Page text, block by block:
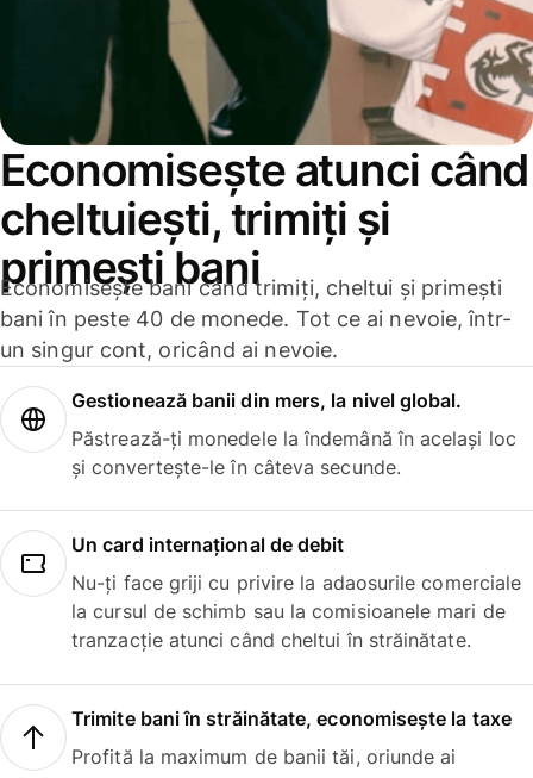
Economisește atunci când
cheltuiești, trimiți și
primești bani
Economisește bani când trimiți, cheltui și primești
bani în peste 40 de monede. Tot ce ai nevoie, într-
un singur cont, oricând ai nevoie.
Gestionează banii din mers, la nivel global.
Păstrează-ți monedele la îndemână în același loc
și convertește-le în câteva secunde.
Un card internațional de debit
Nu-ți face griji cu privire la adaosurile comerciale
la cursul de schimb sau la comisioanele mari de
tranzacție atunci când cheltui în străinătate.
Trimite bani în străinătate, economisește la taxe
Profită la maximum de banii tăi, oriunde ai